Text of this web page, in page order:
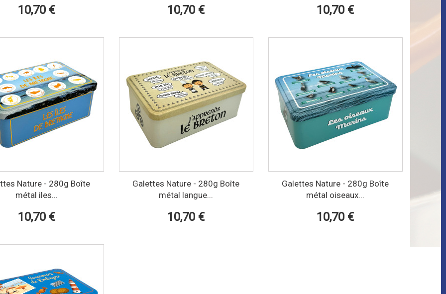
10,70 € 10,70 € 10,70 €
Nature - 280g Boîte
métal iles...
10,70 €
Galettes Nature - 280g Boîte
métal langue...
10,70 €
Galettes Nature - 280g Boîte
métal oiseaux...
10,70 €